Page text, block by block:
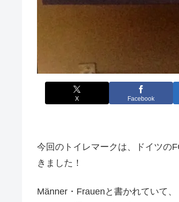
X Facebook
今回のトイレマークは、ドイツの
きました！
Männer・Frauenと書かれていて